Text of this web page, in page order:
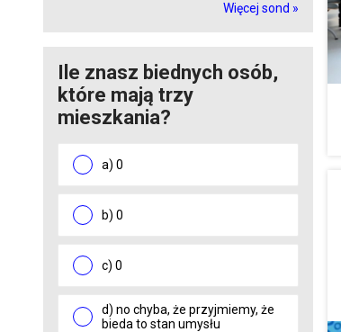
Więcej sond »
Ile znasz biednych osób,
które mają trzy
mieszkania?
a) 0
b) 0
c) 0
d) no chyba, że przyjmiemy, że
bieda to stan umysłu